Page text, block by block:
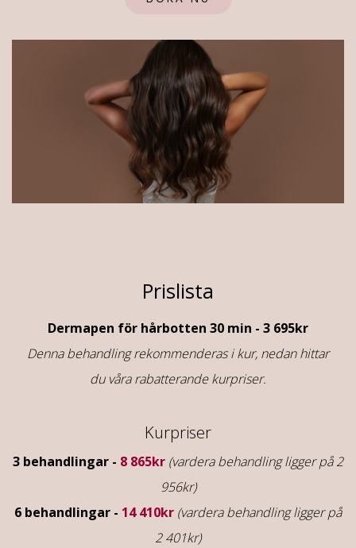
Prislista
Dermapen för hårbotten 30 min - 3 695kr
Denna behandling rekommenderas i kur, nedan hittar
du våra rabatterande kurpriser.
Kurpriser
3 behandlingar - 8 865kr (vardera behandling ligger på 2
956kr)
6 behandlingar - 14 410kr (vardera behandling ligger på
2 401kr)